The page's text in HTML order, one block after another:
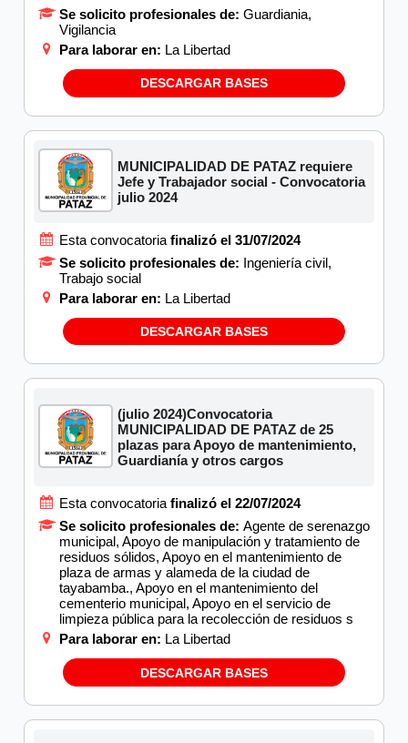
Se solicito profesionales de: Guardiania,
Vigilancia
Para laborar en: La Libertad
DESCARGAR BASES
MUNICIPALIDAD DE PATAZ requiere
Jefe y Trabajador social - Convocatoria
julio 2024
Esta convocatoria finalizó el 31/07/2024
Se solicito profesionales de: Ingeniería civil,
Trabajo social
Para laborar en: La Libertad
DESCARGAR BASES
(julio 2024)Convocatoria
MUNICIPALIDAD DE PATAZ de 25
plazas para Apoyo de mantenimiento,
Guardianía y otros cargos
Esta convocatoriafinalizó el 22/07/2024
Se solicito profesionales de: Agente de serenazgo
municipal, Apoyo de manipulación y tratamiento de
residuos sólidos, Apoyo en el mantenimiento de
plaza de armas y alameda de la ciudad de
tayabamba., Apoyo en el mantenimiento del
cementerio municipal, Apoyo en el servicio de
limpieza pública para la recolección de residuos s
Para laborar en: La Libertad
DESCARGAR BASES